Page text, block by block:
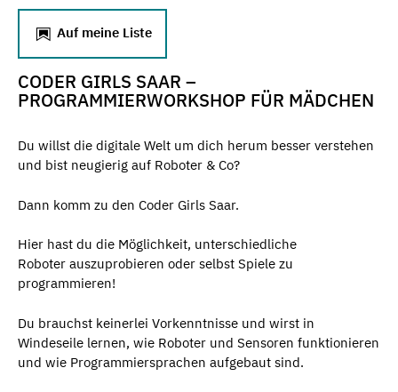
Auf meine Liste
CODER GIRLS SAAR –
PROGRAMMIERWORKSHOP FÜR MÄDCHEN
Du willst die digitale Welt um dich herum besser verstehen
und bist neugierig auf Roboter & Co?
Dann komm zu den Coder Girls Saar.
Hier hast du die Möglichkeit, unterschiedliche
Roboter auszuprobieren oder selbst Spiele zu
programmieren!
Du brauchst keinerlei Vorkenntnisse und wirst in
Windeseile lernen, wie Roboter und Sensoren funktionieren
und wie Programmiersprachen aufgebaut sind.